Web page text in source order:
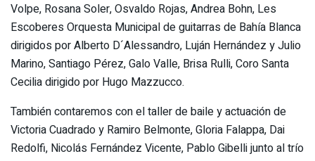
Volpe, Rosana Soler, Osvaldo Rojas, Andrea Bohn, Les
Escoberes Orquesta Municipal de guitarras de Bahía Blanca
dirigidos por Alberto D´Alessandro, Luján Hernández y Julio
Marino, Santiago Pérez, Galo Valle, Brisa Rulli, Coro Santa
Cecilia dirigido por Hugo Mazzucco.
También contaremos con el taller de baile y actuación de
Victoria Cuadrado y Ramiro Belmonte, Gloria Falappa, Dai
Redolfi, Nicolás Fernández Vicente, Pablo Gibelli junto al trío